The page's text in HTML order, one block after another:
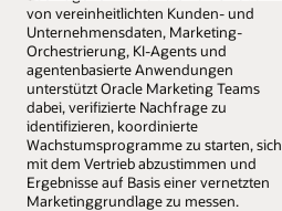
von vereinheitlichten Kunden- und
Unternehmensdaten, Marketing-
Orchestrierung, KI-Agents und
agentenbasierte Anwendungen
unterstützt Oracle Marketing Teams
dabei, verifizierte Nachfrage zu
identifizieren, koordinierte
Wachstumsprogramme zu starten, sich
mit dem Vertrieb abzustimmen und
Ergebnisse auf Basis einer vernetzten
Marketinggrundlage zu messen.